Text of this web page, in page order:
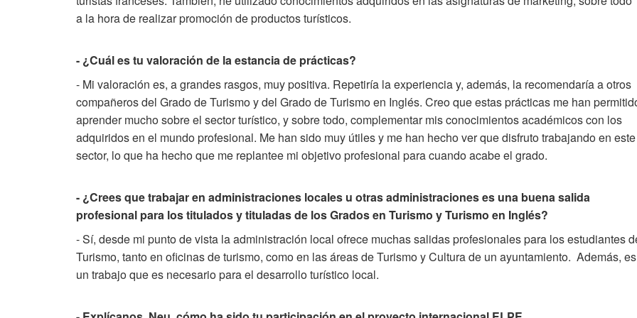
a la hora de realizar promoción de productos turísticos.
- ¿Cuál es tu valoración de la estancia de prácticas?
- Mi valoración es, a grandes rasgos, muy positiva. Repetiría la experiencia y, además, la recomendaría a otros
compañeros del Grado de Turismo y del Grado de Turismo en Inglés. Creo que estas prácticas me han
aprender mucho sobre el sector turístico, y sobre todo, complementar mis conocimientos académicos con los
adquiridos en el mundo profesional. Me han sido muy útiles y me han hecho ver que disfruto trabajando en este
sector, lo que ha hecho que me replantee mi objetivo profesional para cuando acabe el grado.
- ¿Crees que trabajar en administraciones locales u otras administraciones es una buena salida
profesional para los titulados y tituladas de los Grados en Turismo y Turismo en Inglés?
- Sí, desde mi punto de vista la administración local ofrece muchas salidas profesionales para los estudiantes
Turismo, tanto en oficinas de turismo, como en las áreas de Turismo y Cultura de un ayuntamiento. Además, es
un trabajo que es necesario para el desarrollo turístico local.